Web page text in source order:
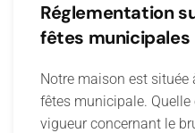
Réglementation
fêtes municipales
Notre maison est
fêtes municipale.
vigueur concernant le